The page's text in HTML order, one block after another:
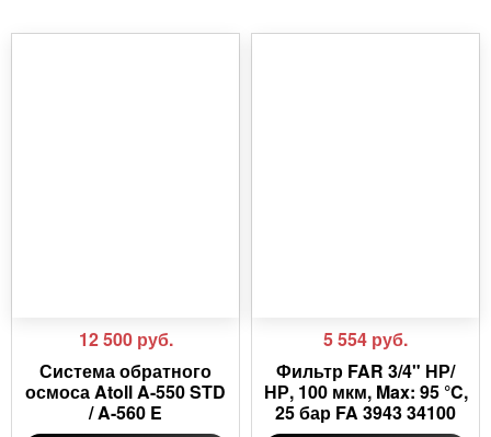
12 500 руб.
Система обратного
осмоса Atoll A-550 STD
/ A-560 E
5 554 руб.
Фильтр FAR 3/4" НР/
НР, 100 мкм, Max: 95 °C,
25 бар FA 3943 34100